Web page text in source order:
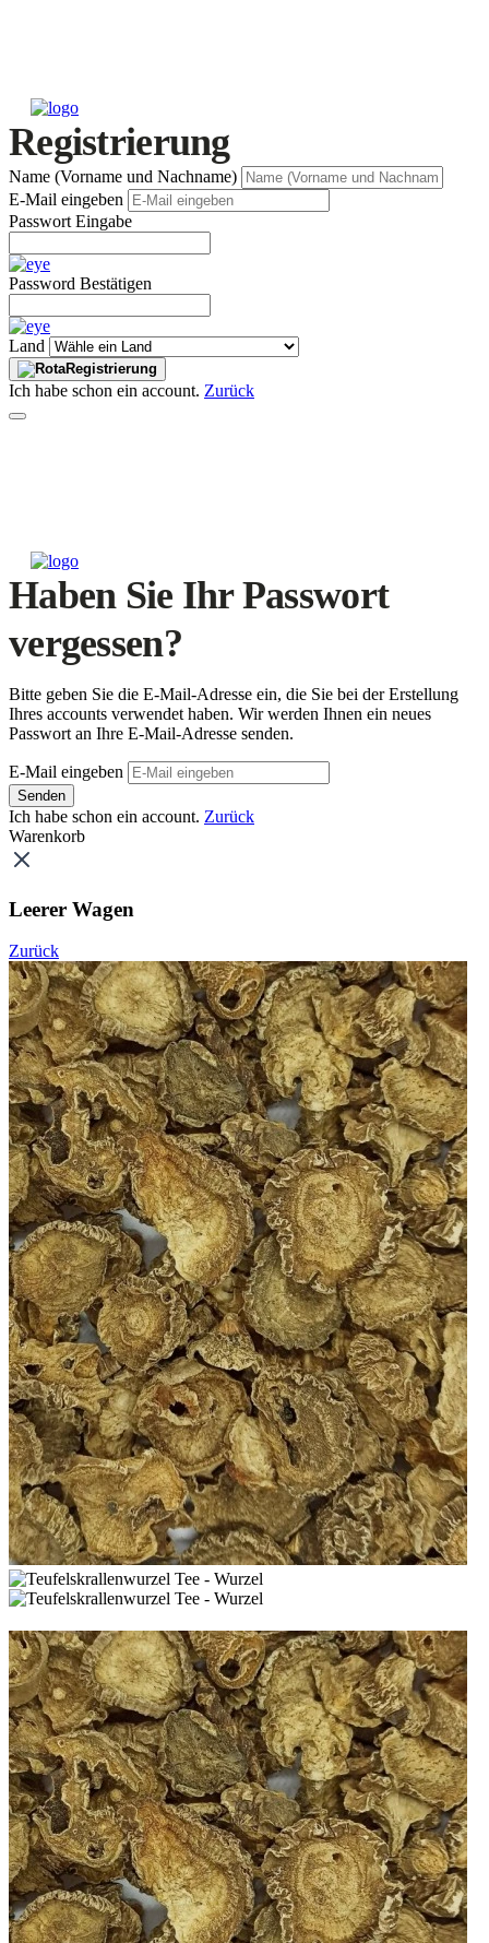
Registrierung
Name (Vorname und Nachname)
E-Mail eingeben
Passwort Eingabe
Password Bestätigen
Land
Registrierung
Ich habe schon ein account. Zurück
Haben Sie Ihr Passwort
vergessen?
Bitte geben Sie die E-Mail-Adresse ein, die Sie bei der Erstellung
Ihres accounts verwendet haben. Wir werden Ihnen ein neues
Passwort an Ihre E-Mail-Adresse senden.
E-Mail eingeben
Senden
Ich habe schon ein account. Zurück
Warenkorb
Leerer Wagen
Zurück